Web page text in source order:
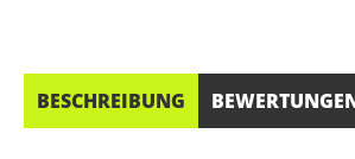
BESCHREIBUNG